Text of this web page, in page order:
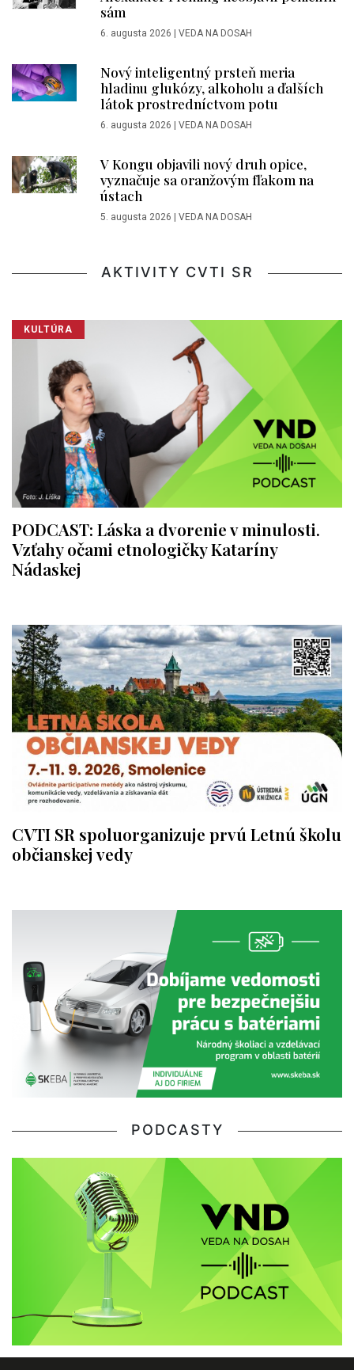
sám
6. augusta 2026 VEDA NA DOSAH
Nový inteligentný prsteň meria
hladinu glukózy, alkoholu a ďalších
látok prostredníctvom potu
6. augusta 2026 VEDA NA DOSAH
V Kongu objavili nový druh opice,
vyznačuje sa oranžovým fľakom na
ústach
5. augusta 2026 VEDA NA DOSAH
AKTIVITY CVTI SR
KULTÚRA
PODCAST: Láska a dvorenie v minulosti.
Vzťahy očami etnologičky Kataríny
Nádaskej
CVTI SR spoluorganizuje prvú Letnú školu
občianskej vedy
PODCASTY